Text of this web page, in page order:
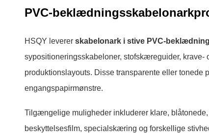
PVC-
HSQY leverer skabelonark i stive PVC-
sypositioneringsskabeloner, stofskæreguider,
produktionslayouts. Disse transparente eller tonede
engangspapirmønstre.
Tilgængelige muligheder inkluderer klare,
beskyttelsesfilm, specialskæring og forskellige